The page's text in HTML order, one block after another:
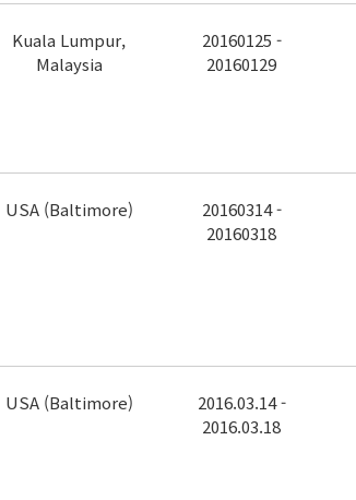
Kuala Lumpur,
Malaysia
20160125 -
20160129
USA (Baltimore)
20160314 -
20160318
USA (Baltimore)
2016.03.14 -
2016.03.18